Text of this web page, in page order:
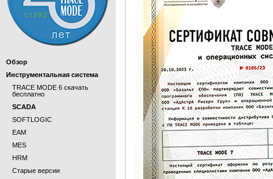
Обзор
Инструментальная система
TRACE MODE 6 скачать
бесплатно
SCADA
SOFTLOGIC
EAM
MES
HRM
Старые версии